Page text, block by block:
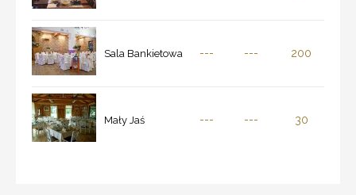
Sala Bankietowa --- --- 200
Mały Jaś --- --- 30